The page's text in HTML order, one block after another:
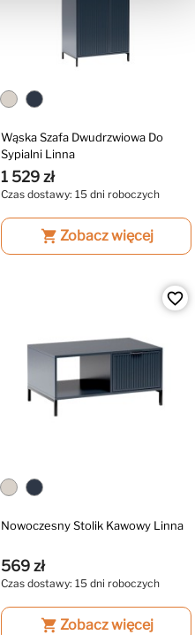
Wąska Szafa Dwudrzwiowa Do
Sypialni Linna
1 529 zł
Czas dostawy: 15 dni roboczych
shopping_cart Zobacz więcej
favorite_border
Nowoczesny Stolik Kawowy Linna
569 zł
Czas dostawy: 15 dni roboczych
shopping_cart Zobacz więcej